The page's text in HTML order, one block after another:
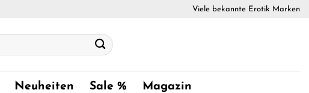
Viele bekannte Erotik Marken
Neuheiten Sale % Magazin